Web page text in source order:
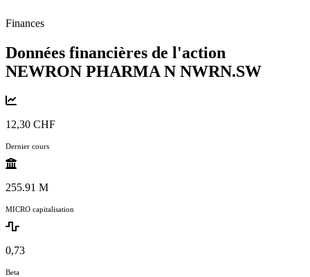
Finances
Données financières de l'action
NEWRON PHARMA N NWRN.SW
12,30 CHF
Dernier cours
255.91 M
MICRO capitalisation
0,73
Beta